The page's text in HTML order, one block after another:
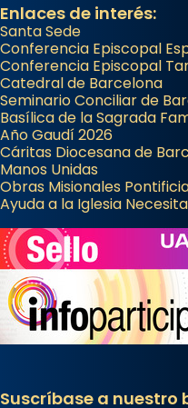
Enlaces de interés:
Santa Sede
Conferencia Episcopal
Conferencia Episcopal
Catedral de Barcelona
Seminario Conciliar de
Basílica de la Sagrada
Año Gaudí 2026
Cáritas Diocesana de
Manos Unidas
Obras Misionales
Ayuda a la Iglesia
Suscríbase a nuestro